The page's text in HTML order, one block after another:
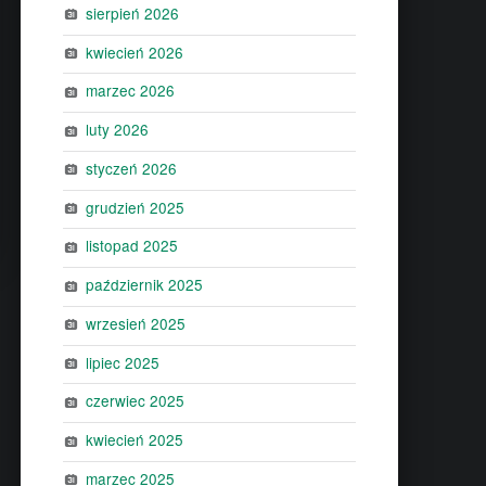
sierpień 2026
kwiecień 2026
marzec 2026
luty 2026
styczeń 2026
grudzień 2025
listopad 2025
październik 2025
wrzesień 2025
lipiec 2025
czerwiec 2025
kwiecień 2025
marzec 2025